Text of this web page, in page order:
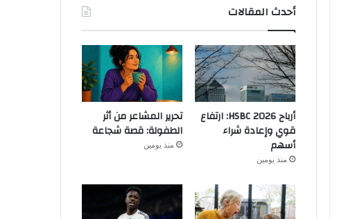
أحدث المقالات
أرباح HSBC 2026: ارتفاع
قوي وإعادة شراء
أسهم
منذ يومين
تحرير المشاعر من أثر
الطفولة: قصة شجاعة
منذ يومين